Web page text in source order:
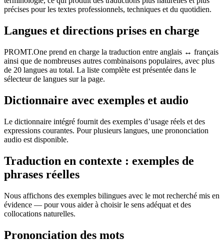
précises pour les textes professionnels, techniques et du quotidien.
Langues et directions prises en charge
PROMT.One prend en charge la traduction entre anglais ↔ français
ainsi que de nombreuses autres combinaisons populaires, avec plus
de 20 langues au total. La liste complète est présentée dans le
sélecteur de langues sur la page.
Dictionnaire avec exemples et audio
Le dictionnaire intégré fournit des exemples d’usage réels et des
expressions courantes. Pour plusieurs langues, une prononciation
audio est disponible.
Traduction en contexte : exemples de
phrases réelles
Nous affichons des exemples bilingues avec le mot recherché mis en
évidence — pour vous aider à choisir le sens adéquat et des
collocations naturelles.
Prononciation des mots